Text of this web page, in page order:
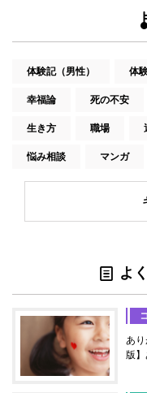
体験記（男性） 体
幸福論 死の不安
生き方 職場
悩み相談 マンガ
よ
あ
版】